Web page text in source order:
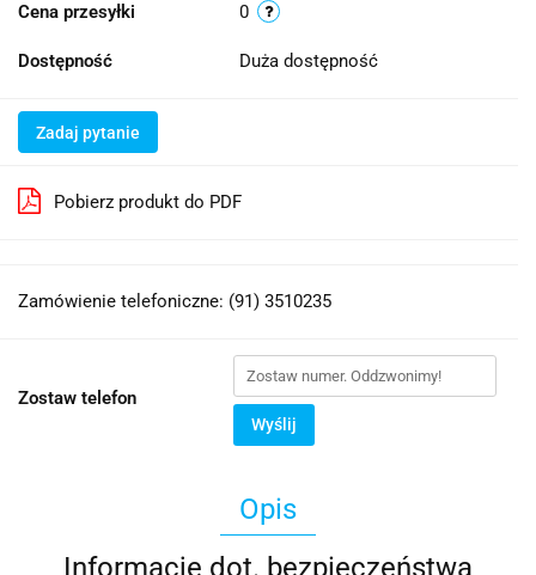
Cena przesyłki 0
Dostępność Duża dostępność
Zadaj pytanie
Pobierz produkt do PDF
Zamówienie telefoniczne: (91) 3510235
Zostaw telefon
Wyślij
Opis
Informacje dot. bezpieczeństwa